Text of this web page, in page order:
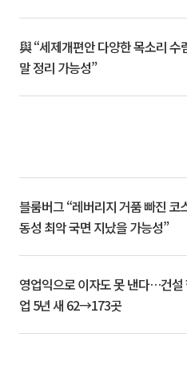
與 “세제개편안 다양한 목소리
말 정리 가능성”
블룸버그 “레버리지 거품 빠진 코
동성 최악 국면 지났을 가능성”
영업익으로 이자도 못 낸다…건설
업 5년 새 62→173곳